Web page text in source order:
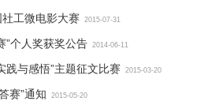
工微电影大赛 2015-07-31
”个人奖获奖公告 2014-06-11
践与感悟”主题征文比赛 2015-03-20
赛”通知 2015-05-20